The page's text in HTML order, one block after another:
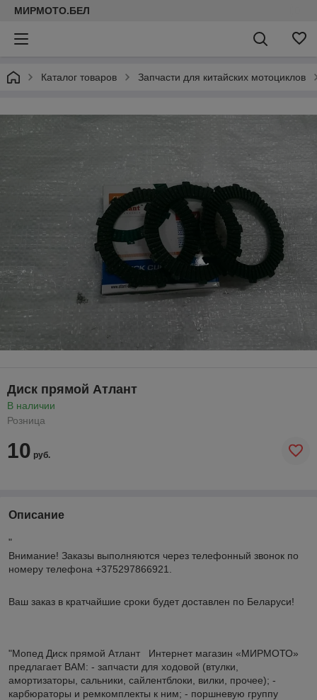
МИРМОТО.БЕЛ
Каталог товаров Запчасти для китайских мотоциклов
Диск прямой Атлант
В наличии
Розница
10 руб.
Описание
"
Внимание! Заказы выполняются через телефонный звонок по
номеру телефона +375297866921.
Ваш заказ в кратчайшие сроки будет доставлен по Беларуси!
"Мопед Диск прямой Атлант Интернет магазин «МИРМОТО»
предлагает ВАМ: - запчасти для ходовой (втулки,
амортизаторы, сальники, сайлентблоки, вилки, прочее); -
карбюраторы и ремкомплекты к ним; - поршневую группу